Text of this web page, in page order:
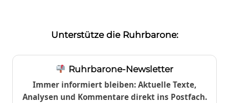
Unterstütze die Ruhrbarone:
Ruhrbarone-Newsletter
Immer informiert bleiben: Aktuelle Texte,
Analysen und Kommentare direkt ins Postfach.